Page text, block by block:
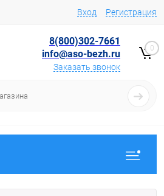
Вход Регистрация
8(800)302-7661
info@aso-bezh.ru
Заказать звонок
0